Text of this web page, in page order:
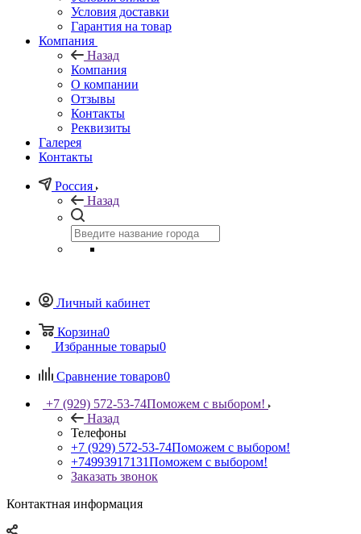
Условия доставки
Гарантия на товар
Компания
Назад
Компания
О компании
Отзывы
Контакты
Реквизиты
Галерея
Контакты
Россия
Назад
Личный кабинет
Корзина0
Избранные товары0
Сравнение товаров0
+7 (929) 572-53-74Поможем с выбором!
Назад
Телефоны
+7 (929) 572-53-74Поможем с выбором!
+74993917131Поможем с выбором!
Заказать звонок
Контактная информация